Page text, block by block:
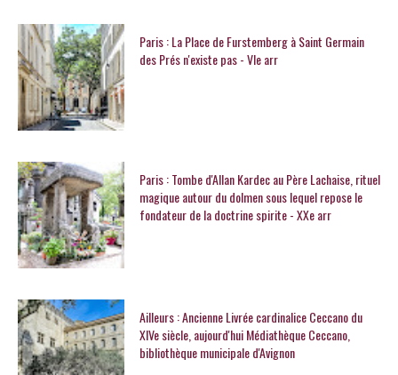
Paris : La Place de Furstemberg à Saint Germain
des Prés n'existe pas - VIe arr
Paris : Tombe d'Allan Kardec au Père Lachaise, rituel
magique autour du dolmen sous lequel repose le
fondateur de la doctrine spirite - XXe arr
Ailleurs : Ancienne Livrée cardinalice Ceccano du
XIVe siècle, aujourd'hui Médiathèque Ceccano,
bibliothèque municipale d'Avignon